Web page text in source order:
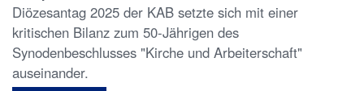
Diözesantag 2025 der KAB setzte sich mit einer
kritischen Bilanz zum 50-Jährigen des
Synodenbeschlusses "Kirche und Arbeiterschaft"
auseinander.